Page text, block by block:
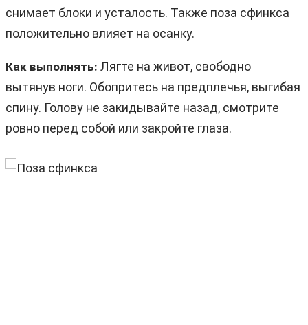
снимает блоки и усталость. Также поза сфинкса
положительно влияет на осанку.
Как выполнять: Лягте на живот, свободно
вытянув ноги. Обопритесь на предплечья, выгибая
спину. Голову не закидывайте назад, смотрите
ровно перед собой или закройте глаза.